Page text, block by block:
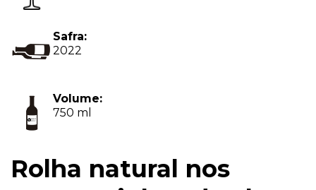
Safra:
2022
Volume:
750 ml
Rolha natural nos